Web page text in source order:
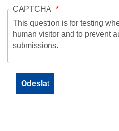
CAPTCHA
This question is for testing
human visitor and to prevent
submissions.